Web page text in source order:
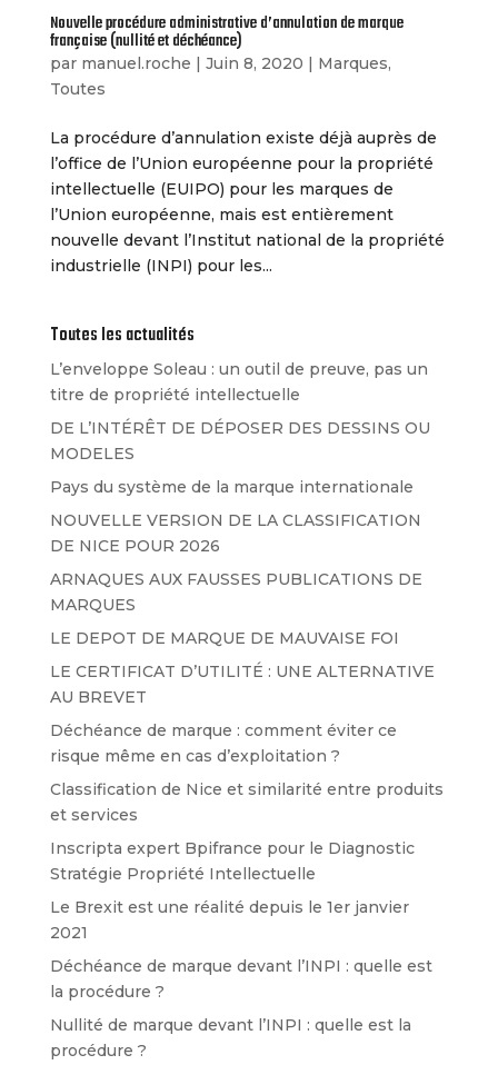
Nouvelle procédure administrative d’annulation de marque
française (nullité et déchéance)
par manuel.roche | Juin 8, 2020 | Marques,
Toutes
La procédure d’annulation existe déjà auprès de
l’office de l’Union européenne pour la propriété
intellectuelle (EUIPO) pour les marques de
l’Union européenne, mais est entièrement
nouvelle devant l’Institut national de la propriété
industrielle (INPI) pour les...
Toutes les actualités
L’enveloppe Soleau : un outil de preuve, pas un
titre de propriété intellectuelle
DE L’INTÉRÊT DE DÉPOSER DES DESSINS OU
MODELES
Pays du système de la marque internationale
NOUVELLE VERSION DE LA CLASSIFICATION
DE NICE POUR 2026
ARNAQUES AUX FAUSSES PUBLICATIONS DE
MARQUES
LE DEPOT DE MARQUE DE MAUVAISE FOI
LE CERTIFICAT D’UTILITÉ : UNE ALTERNATIVE
AU BREVET
Déchéance de marque : comment éviter ce
risque même en cas d’exploitation ?
Classification de Nice et similarité entre produits
et services
Inscripta expert Bpifrance pour le Diagnostic
Stratégie Propriété Intellectuelle
Le Brexit est une réalité depuis le 1er janvier
2021
Déchéance de marque devant l’INPI : quelle est
la procédure ?
Nullité de marque devant l’INPI : quelle est la
procédure ?